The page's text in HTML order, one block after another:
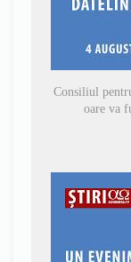
Consiliul
oare va